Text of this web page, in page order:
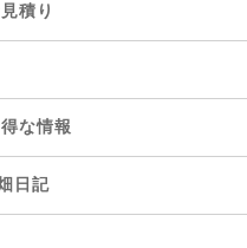
積り
な情報
日記